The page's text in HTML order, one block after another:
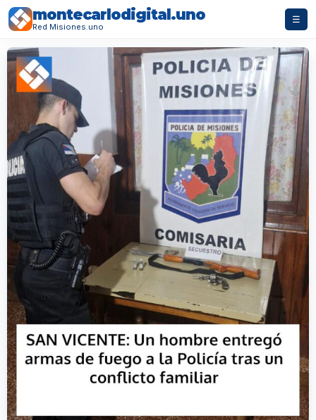
montecarlodigital.uno
Red Misiones.uno
☰